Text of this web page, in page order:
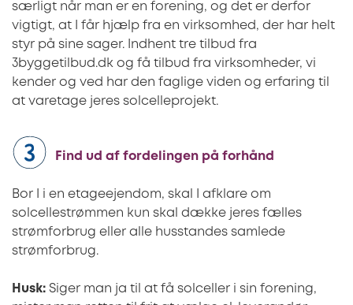
særligt når man er en forening, og det er derfor
vigtigt, at I får hjælp fra en virksomhed, der har helt
styr på sine sager. Indhent tre tilbud fra
3byggetilbud.dk og få tilbud fra virksomheder, vi
kender og ved har den faglige viden og erfaring til
at varetage jeres solcelleprojekt.
Find ud af fordelingen på forhånd
Bor I i en etageejendom, skal I afklare om
solcellestrømmen kun skal dække jeres fælles
strømforbrug eller alle husstandes samlede
strømforbrug.
Husk: Siger man ja til at få solceller i sin forening,